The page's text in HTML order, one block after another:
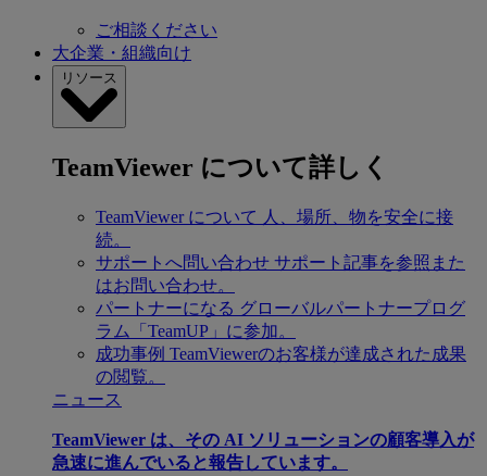
ご相談ください
大企業・組織向け
リソース
TeamViewer について詳しく
TeamViewer について 人、場所、物を安全に接
続。
サポートへ問い合わせ サポート記事を参照また
はお問い合わせ。
パートナーになる グローバルパートナープログ
ラム「TeamUP」に参加。
成功事例 TeamViewerのお客様が達成された成果
の閲覧。
ニュース
TeamViewer は、その AI ソリューションの顧客導入が
急速に進んでいると報告しています。